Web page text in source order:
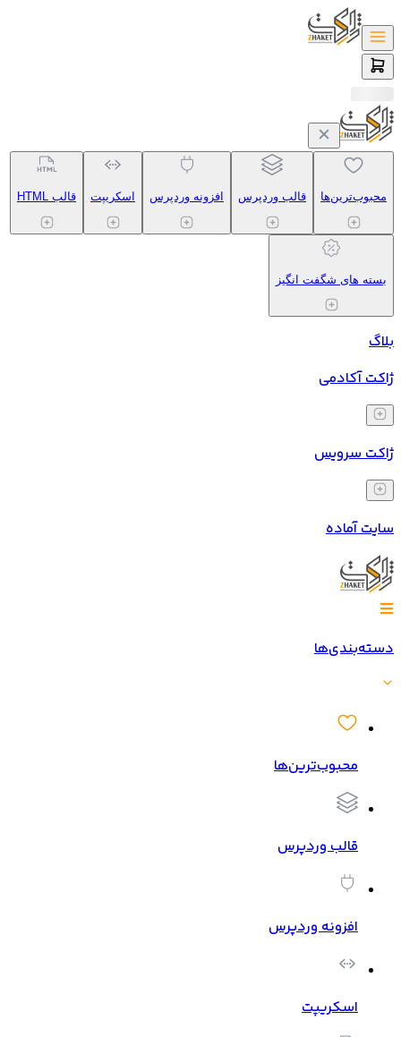
محبوب‌ترین‌ها قالب وردپرس افزونه وردپرس اسکریپت قالب HTML
بسته های شگفت انگیز
بلاگ
ژاکت آکادمی
ژاکت سرویس
سایت آماده
دسته‌بندی‌ها
محبوب‌ترین‌ها
قالب وردپرس
افزونه وردپرس
اسکریپت